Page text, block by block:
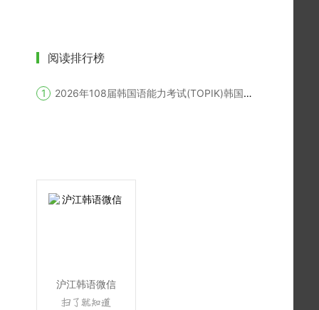
阅读排行榜
2026年108届韩国语能力考试(TOPIK)韩国报名时间
沪江韩语微信